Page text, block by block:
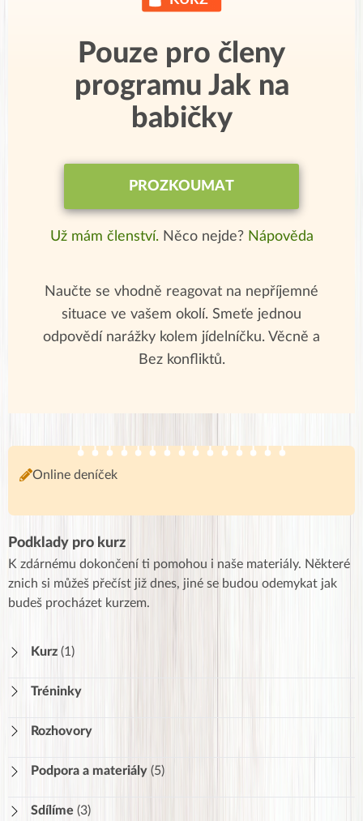
Pouze pro členy
programu Jak na
babičky
PROZKOUMAT
Už mám členství. Něco nejde? Nápověda
Naučte se vhodně reagovat na nepříjemné
situace ve vašem okolí. Smeťe jednou
odpovědí narážky kolem jídelníčku. Věcně a
Bez konfliktů.
Online deníček
Podklady pro kurz
K zdárnému dokončení ti pomohou i naše materiály. Některé
znich si můžeš přečíst již dnes, jiné se budou odemykat jak
budeš procházet kurzem.
Kurz (1)
Tréninky
Rozhovory
Podpora a materiály (5)
Pracovní listy
Sdílíme (3)